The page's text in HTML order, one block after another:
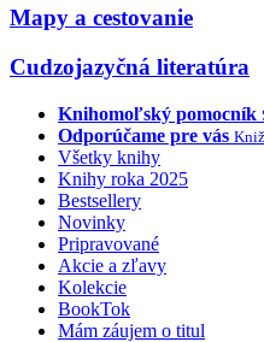
Mapy a cestovanie
Cudzojazyčná literatúra
Knihomoľský pomocník
Odporúčame pre vás
Všetky knihy
Knihy roka 2025
Bestsellery
Novinky
Pripravované
Akcie a zľavy
Kolekcie
BookTok
Mám záujem o titul